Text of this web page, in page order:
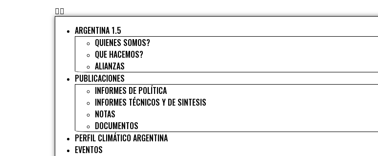
ARGENTINA 1.5
QUIENES SOMOS?
QUE HACEMOS?
ALIANZAS
PUBLICACIONES
INFORMES DE POLÍTICA
INFORMES TÉCNICOS Y DE SINTESIS
NOTAS
DOCUMENTOS
PERFIL CLIMÁTICO ARGENTINA
EVENTOS